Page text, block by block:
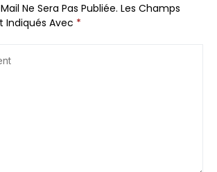
Ne Sera Pas Publiée. Les Champs
Indiqués Avec *